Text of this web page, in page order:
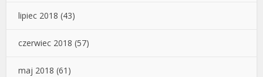
lipiec 2018 (43)
czerwiec 2018 (57)
maj 2018 (61)